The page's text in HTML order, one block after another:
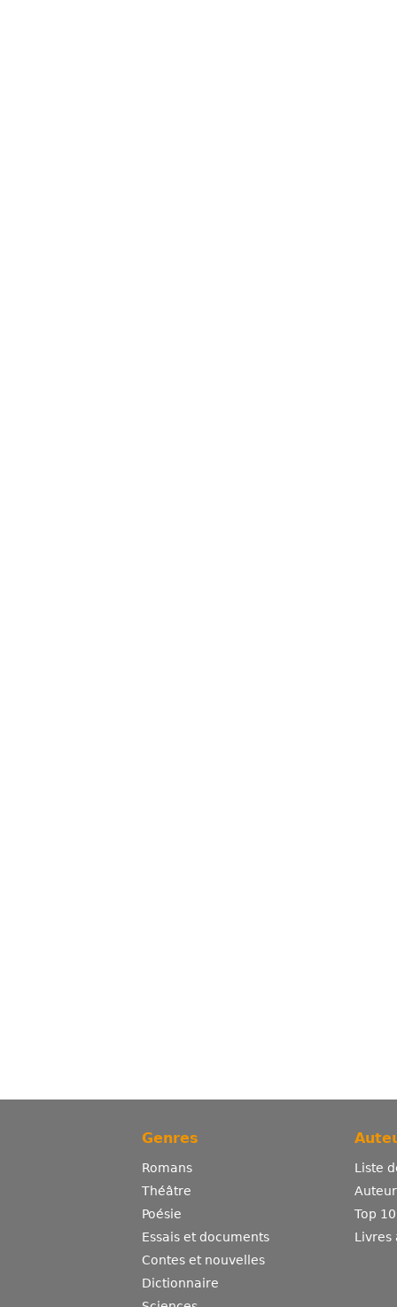
Genres
Romans
Théâtre
Poésie
Essais et documents
Contes et nouvelles
Dictionnaire
Liste
Top
Livres